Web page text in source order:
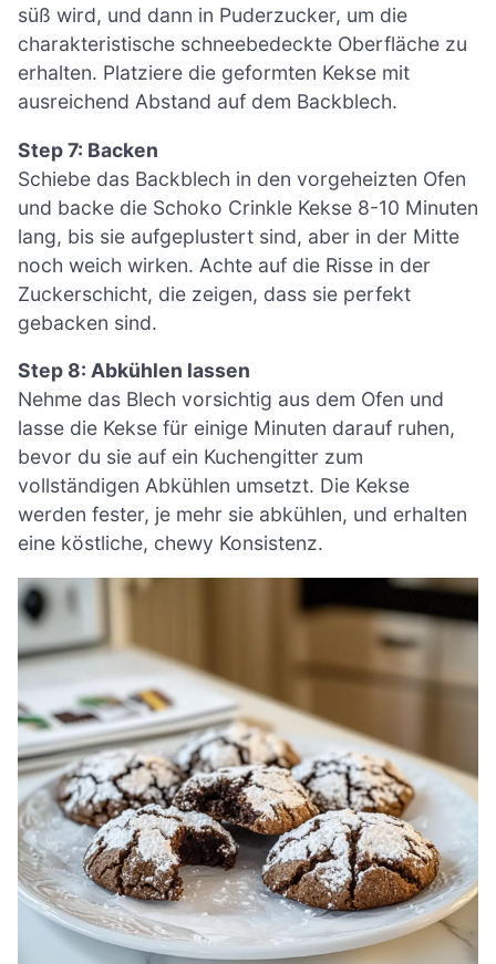
süß wird, und dann in Puderzucker, um die
charakteristische schneebedeckte Oberfläche zu
erhalten. Platziere die geformten Kekse mit
ausreichend Abstand auf dem Backblech.
Step 7: Backen
Schiebe das Backblech in den vorgeheizten Ofen
und backe die Schoko Crinkle Kekse 8-10 Minuten
lang, bis sie aufgeplustert sind, aber in der Mitte
noch weich wirken. Achte auf die Risse in der
Zuckerschicht, die zeigen, dass sie perfekt
gebacken sind.
Step 8: Abkühlen lassen
Nehme das Blech vorsichtig aus dem Ofen und
lasse die Kekse für einige Minuten darauf ruhen,
bevor du sie auf ein Kuchengitter zum
vollständigen Abkühlen umsetzt. Die Kekse
werden fester, je mehr sie abkühlen, und erhalten
eine köstliche, chewy Konsistenz.